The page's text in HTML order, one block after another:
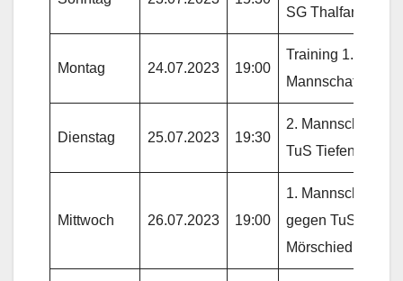
SG Thalfang
Montag 24.07.2023 19:00
Training 1.
Mannschaft
Dienstag 25.07.2023 19:30
2. Mannschaft gg.
TuS Tiefenstein
Mittwoch 26.07.2023 19:00
1. Mannschaft
gegen TuS
Mörschied